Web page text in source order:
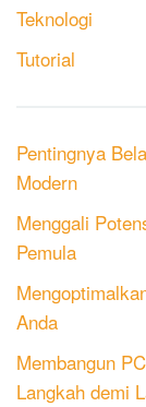
Teknologi
Tutorial
Pentingnya
Modern
Menggali
Pemula
Anda
Membangun
Langkah demi